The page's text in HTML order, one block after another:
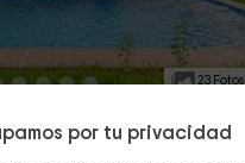
por tu privacidad
23 Fotos